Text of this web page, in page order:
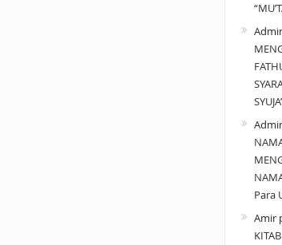
SYUJA’
Para
Amir